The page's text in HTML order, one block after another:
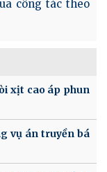
công tác theo
xịt cao áp phun
vụ án truyền bá